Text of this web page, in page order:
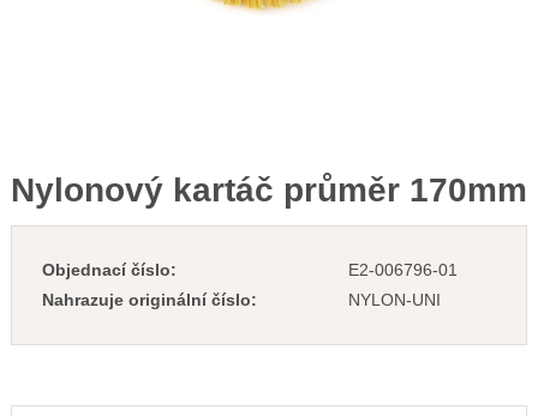
Nylonový kartáč průměr 170mm
Objednací číslo:
E2-006796-01
Nahrazuje originální číslo:
NYLON-UNI